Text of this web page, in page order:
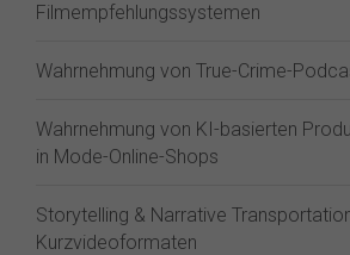
Filmempfehlungssystemen
Wahrnehmung von True-Crime-
Wahrnehmung von KI-basierten
in Mode-Online-Shops
Storytelling & Narrative
Kurzvideoformaten